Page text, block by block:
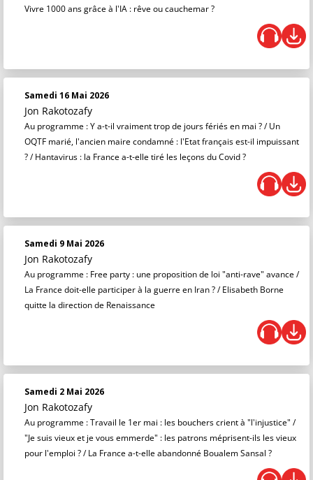
Vivre 1000 ans grâce à l'IA : rêve ou cauchemar ?
Samedi 16 Mai 2026
Jon Rakotozafy
Au programme : Y a-t-il vraiment trop de jours fériés en mai ? / Un
OQTF marié, l'ancien maire condamné : l'Etat français est-il impuissant
? / Hantavirus : la France a-t-elle tiré les leçons du Covid ?
Samedi 9 Mai 2026
Jon Rakotozafy
Au programme : Free party : une proposition de loi "anti-rave" avance /
La France doit-elle participer à la guerre en Iran ? / Elisabeth Borne
quitte la direction de Renaissance
Samedi 2 Mai 2026
Jon Rakotozafy
Au programme : Travail le 1er mai : les bouchers crient à "l'injustice" /
"Je suis vieux et je vous emmerde" : les patrons méprisent-ils les vieux
pour l'emploi ? / La France a-t-elle abandonné Boualem Sansal ?